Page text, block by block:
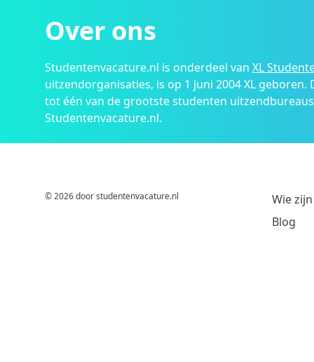
Over ons
Studentenvacature.nl is onderdeel van XL
uitzendorganisaties, is op 1 juni 2004 XL
tot één van de grootste studenten
Studentenvacature.nl.
© 2026 door studentenvacature.nl
Wie
Blog